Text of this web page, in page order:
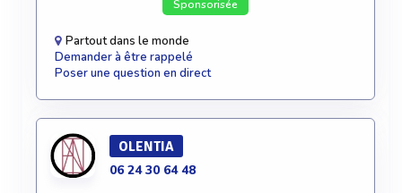
Sponsorisée
Partout dans le monde
Demander à être rappelé
Poser une question en direct
OLENTIA
06 24 30 64 48